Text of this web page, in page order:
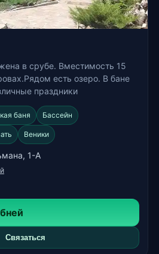
в срубе. Вместимость 15
есть озеро. В бане
праздники
баня Бассейн
Веники
1-А
Связаться